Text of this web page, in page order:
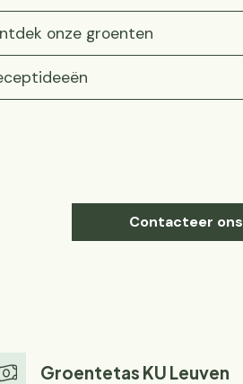
onze groenten
Contacteer ons
Groentetas KU Leuven